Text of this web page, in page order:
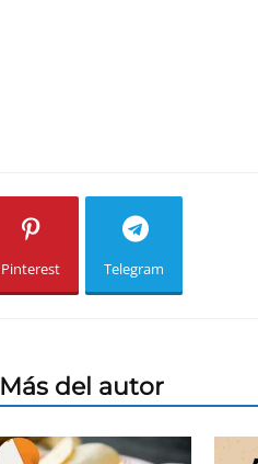
Pinterest Telegram
Más del autor